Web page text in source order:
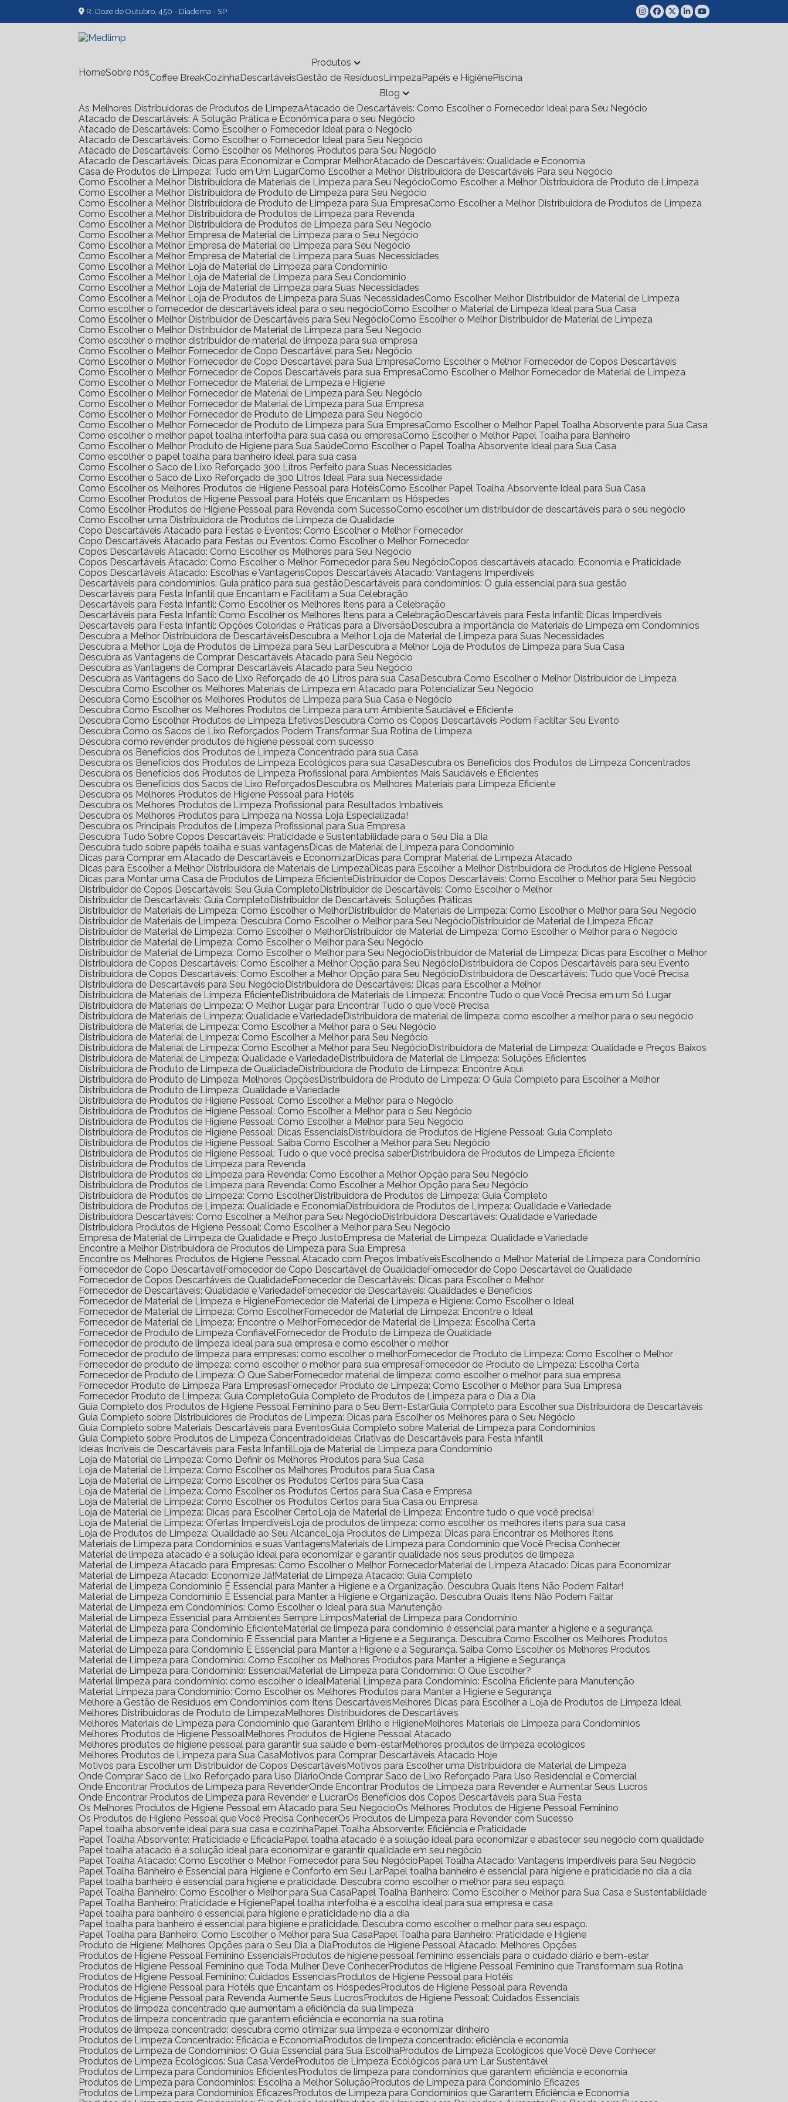
R. Doze de Outubro, 450 - Diadema - SP
Home Sobre nós
Produtos
Coffee Break
Cozinha Descartáveis Gestão de Resíduos Limpeza Papéis e Higiêne Piscina
Blog
As Melhores Distribuidoras de Produtos de Limpeza Atacado de Descartáveis: Como Escolher o Fornecedor Ideal para Seu Negócio
Atacado de Descartáveis: A Solução Prática e Econômica para o seu Negócio
Atacado de Descartáveis: Como Escolher o Fornecedor Ideal para o Negócio
Atacado de Descartáveis: Como Escolher o Fornecedor Ideal para Seu Negócio
Atacado de Descartáveis: Como Escolher os Melhores Produtos para Seu Negócio
Atacado de Descartáveis: Dicas para Economizar e Comprar Melhor Atacado de Descartáveis: Qualidade e Economia
Casa de Produtos de Limpeza: Tudo em Um Lugar
Como Escolher a Melhor Distribuidora de Descartáveis Para seu Negócio
Como Escolher a Melhor Distribuidora de Materiais de Limpeza para Seu Negócio
Como Escolher a Melhor Distribuidora de Produto de Limpeza
Como Escolher a Melhor Distribuidora de Produto de Limpeza para Seu Negócio
Como Escolher a Melhor Distribuidora de Produto de Limpeza para Sua Empresa
Como Escolher a Melhor Distribuidora de Produtos de Limpeza
Como Escolher a Melhor Distribuidora de Produtos de Limpeza para Revenda
Como Escolher a Melhor Distribuidora de Produtos de Limpeza para Seu Negócio
Como Escolher a Melhor Empresa de Material de Limpeza para o Seu Negócio
Como Escolher a Melhor Empresa de Material de Limpeza para Seu Negócio
Como Escolher a Melhor Empresa de Material de Limpeza para Suas Necessidades
Como Escolher a Melhor Loja de Material de Limpeza para Condomínio
Como Escolher a Melhor Loja de Material de Limpeza para Seu Condomínio
Como Escolher a Melhor Loja de Material de Limpeza para Suas Necessidades
Como Escolher a Melhor Loja de Produtos de Limpeza para Suas Necessidades
Como Escolher Melhor Distribuidor de Material de Limpeza
Como escolher o fornecedor de descartáveis ideal para o seu negócio
Como Escolher o Material de Limpeza Ideal para Sua Casa
Como Escolher o Melhor Distribuidor de Descartáveis para Seu Negócio
Como Escolher o Melhor Distribuidor de Material de Limpeza
Como Escolher o Melhor Distribuidor de Material de Limpeza para Seu Negócio
Como escolher o melhor distribuidor de material de limpeza para sua empresa
Como Escolher o Melhor Fornecedor de Copo Descartável para Seu Negócio
Como Escolher o Melhor Fornecedor de Copo Descartável para Sua Empresa
Como Escolher o Melhor Fornecedor de Copos Descartáveis
Como Escolher o Melhor Fornecedor de Copos Descartáveis para sua Empresa
Como Escolher o Melhor Fornecedor de Material de Limpeza
Como Escolher o Melhor Fornecedor de Material de Limpeza e Higiene
Como Escolher o Melhor Fornecedor de Material de Limpeza para Seu Negócio
Como Escolher o Melhor Fornecedor de Material de Limpeza para Sua Empresa
Como Escolher o Melhor Fornecedor de Produto de Limpeza para Seu Negócio
Como Escolher o Melhor Fornecedor de Produto de Limpeza para Sua Empresa
Como Escolher o Melhor Papel Toalha Absorvente para Sua Casa
Como escolher o melhor papel toalha interfolha para sua casa ou empresa
Como Escolher o Melhor Papel Toalha para Banheiro
Como Escolher o Melhor Produto de Higiene para Sua Saúde
Como Escolher o Papel Toalha Absorvente Ideal para Sua Casa
Como escolher o papel toalha para banheiro ideal para sua casa
Como Escolher o Saco de Lixo Reforçado 300 Litros Perfeito para Suas Necessidades
Como Escolher o Saco de Lixo Reforçado de 300 Litros Ideal Para sua Necessidade
Como Escolher os Melhores Produtos de Higiene Pessoal para Hotéis
Como Escolher Papel Toalha Absorvente Ideal para Sua Casa
Como Escolher Produtos de Higiene Pessoal para Hotéis que Encantam os Hóspedes
Como Escolher Produtos de Higiene Pessoal para Revenda com Sucesso
Como escolher um distribuidor de descartáveis para o seu negócio
Como Escolher uma Distribuidora de Produtos de Limpeza de Qualidade
Copo Descartáveis Atacado para Festas e Eventos: Como Escolher o Melhor Fornecedor
Copo Descartáveis Atacado para Festas ou Eventos: Como Escolher o Melhor Fornecedor
Copos Descartáveis Atacado: Como Escolher os Melhores para Seu Negócio
Copos Descartáveis Atacado: Como Escolher o Melhor Fornecedor para Seu Negócio
Copos descartáveis atacado: Economia e Praticidade
Copos Descartáveis Atacado: Escolhas e Vantagens
Copos Descartáveis Atacado: Vantagens Imperdíveis
Descartáveis para condomínios: Guia prático para sua gestão
Descartáveis para condomínios: O guia essencial para sua gestão
Descartáveis para Festa Infantil que Encantam e Facilitam a Sua Celebração
Descartáveis para Festa Infantil: Como Escolher os Melhores Itens para a Celebração
Descartáveis para Festa Infantil: Como Escolher os Melhores Itens para a Celebração
Descartáveis para Festa Infantil: Dicas Imperdíveis
Descartáveis para Festa Infantil: Opções Coloridas e Práticas para a Diversão
Descubra a Importância de Materiais de Limpeza em Condomínios
Descubra a Melhor Distribuidora de Descartáveis
Descubra a Melhor Loja de Material de Limpeza para Suas Necessidades
Descubra a Melhor Loja de Produtos de Limpeza para Seu Lar
Descubra a Melhor Loja de Produtos de Limpeza para Sua Casa
Descubra as Vantagens de Comprar Descartáveis Atacado para Seu Negócio
Descubra as Vantagens de Comprar Descartáveis Atacado para Seu Negócio
Descubra as Vantagens do Saco de Lixo Reforçado de 40 Litros para sua Casa
Descubra Como Escolher o Melhor Distribuidor de Limpeza
Descubra Como Escolher os Melhores Materiais de Limpeza em Atacado para Potencializar Seu Negócio
Descubra Como Escolher os Melhores Produtos de Limpeza para Sua Casa e Negócio
Descubra Como Escolher os Melhores Produtos de Limpeza para um Ambiente Saudável e Eficiente
Descubra Como Escolher Produtos de Limpeza Efetivos
Descubra Como os Copos Descartáveis Podem Facilitar Seu Evento
Descubra Como os Sacos de Lixo Reforçados Podem Transformar Sua Rotina de Limpeza
Descubra como revender produtos de higiene pessoal com sucesso
Descubra os Benefícios dos Produtos de Limpeza Concentrado para sua Casa
Descubra os Benefícios dos Produtos de Limpeza Ecológicos para sua Casa
Descubra os Benefícios dos Produtos de Limpeza Concentrados
Descubra os Benefícios dos Produtos de Limpeza Profissional para Ambientes Mais Saudáveis e Eficientes
Descubra os Benefícios dos Sacos de Lixo Reforçados
Descubra os Melhores Materiais para Limpeza Eficiente
Descubra os Melhores Produtos de Higiene Pessoal para Hotéis
Descubra os Melhores Produtos de Limpeza Profissional para Resultados Imbatíveis
Descubra os Melhores Produtos para Limpeza na Nossa Loja Especializada!
Descubra os Principais Produtos de Limpeza Profissional para Sua Empresa
Descubra Tudo Sobre Copos Descartáveis: Praticidade e Sustentabilidade para o Seu Dia a Dia
Descubra tudo sobre papéis toalha e suas vantagens
Dicas de Material de Limpeza para Condomínio
Dicas para Comprar em Atacado de Descartáveis e Economizar
Dicas para Comprar Material de Limpeza Atacado
Dicas para Escolher a Melhor Distribuidora de Materiais de Limpeza
Dicas para Escolher a Melhor Distribuidora de Produtos de Higiene Pessoal
Dicas para Montar uma Casa de Produtos de Limpeza Eficiente
Distribuidor de Copos Descartáveis: Como Escolher o Melhor para Seu Negócio
Distribuidor de Copos Descartáveis: Seu Guia Completo
Distribuidor de Descartáveis: Como Escolher o Melhor
Distribuidor de Descartáveis: Guia Completo
Distribuidor de Descartáveis: Soluções Práticas
Distribuidor de Materiais de Limpeza: Como Escolher o Melhor
Distribuidor de Materiais de Limpeza: Como Escolher o Melhor para Seu Negócio
Distribuidor de Materiais de Limpeza: Descubra Como Escolher o Melhor para Seu Negócio
Distribuidor de Material de Limpeza Eficaz
Distribuidor de Material de Limpeza: Como Escolher o Melhor
Distribuidor de Material de Limpeza: Como Escolher o Melhor para o Negócio
Distribuidor de Material de Limpeza: Como Escolher o Melhor para Seu Negócio
Distribuidor de Material de Limpeza: Como Escolher o Melhor para Seu Negócio
Distribuidor de Material de Limpeza: Dicas para Escolher o Melhor
Distribuidora de Copos Descartáveis: Como Escolher a Melhor Opção para Seu Negócio
Distribuidora de Copos Descartáveis para seu Evento
Distribuidora de Copos Descartáveis: Como Escolher a Melhor Opção para Seu Negócio
Distribuidora de Descartáveis: Tudo que Você Precisa
Distribuidora de Descartáveis para Seu Negócio
Distribuidora de Descartáveis: Dicas para Escolher a Melhor
Distribuidora de Materiais de Limpeza Eficiente
Distribuidora de Materiais de Limpeza: Encontre Tudo o que Você Precisa em um Só Lugar
Distribuidora de Materiais de Limpeza: O Melhor Lugar para Encontrar Tudo o que Você Precisa
Distribuidora de Materiais de Limpeza: Qualidade e Variedade
Distribuidora de material de limpeza: como escolher a melhor para o seu negócio
Distribuidora de Material de Limpeza: Como Escolher a Melhor para o Seu Negócio
Distribuidora de Material de Limpeza: Como Escolher a Melhor para Seu Negócio
Distribuidora de Material de Limpeza: Como Escolher a Melhor para Seu Negócio
Distribuidora de Material de Limpeza: Qualidade e Preços Baixos
Distribuidora de Material de Limpeza: Qualidade e Variedade
Distribuidora de Material de Limpeza: Soluções Eficientes
Distribuidora de Produto de Limpeza de Qualidade
Distribuidora de Produto de Limpeza: Encontre Aqui
Distribuidora de Produto de Limpeza: Melhores Opções
Distribuidora de Produto de Limpeza: O Guia Completo para Escolher a Melhor
Distribuidora de Produto de Limpeza: Qualidade e Variedade
Distribuidora de Produtos de Higiene Pessoal: Como Escolher a Melhor para o Negócio
Distribuidora de Produtos de Higiene Pessoal: Como Escolher a Melhor para o Seu Negócio
Distribuidora de Produtos de Higiene Pessoal: Como Escolher a Melhor para Seu Negócio
Distribuidora de Produtos de Higiene Pessoal: Dicas Essenciais
Distribuidora de Produtos de Higiene Pessoal: Guia Completo
Distribuidora de Produtos de Higiene Pessoal: Saiba Como Escolher a Melhor para Seu Negócio
Distribuidora de Produtos de Higiene Pessoal: Tudo o que você precisa saber
Distribuidora de Produtos de Limpeza Eficiente
Distribuidora de Produtos de Limpeza para Revenda
Distribuidora de Produtos de Limpeza para Revenda: Como Escolher a Melhor Opção para Seu Negócio
Distribuidora de Produtos de Limpeza para Revenda: Como Escolher a Melhor Opção para Seu Negócio
Distribuidora de Produtos de Limpeza: Como Escolher
Distribuidora de Produtos de Limpeza: Guia Completo
Distribuidora de Produtos de Limpeza: Qualidade e Economia
Distribuidora de Produtos de Limpeza: Qualidade e Variedade
Distribuidora Descartáveis: Como Escolher a Melhor para Seu Negócio
Distribuidora Descartáveis: Qualidade e Variedade
Distribuidora Produtos de Higiene Pessoal: Como Escolher a Melhor para Seu Negócio
Empresa de Material de Limpeza de Qualidade e Preço Justo
Empresa de Material de Limpeza: Qualidade e Variedade
Encontre a Melhor Distribuidora de Produtos de Limpeza para Sua Empresa
Encontre os Melhores Produtos de Higiene Pessoal Atacado com Preços Imbatíveis
Escolhendo o Melhor Material de Limpeza para Condomínio
Fornecedor de Copo Descartável Fornecedor de Copo Descartável de Qualidade Fornecedor de Copo Descartável de Qualidade
Fornecedor de Copos Descartáveis de Qualidade Fornecedor de Descartáveis: Dicas para Escolher o Melhor
Fornecedor de Descartáveis: Qualidade e Variedade Fornecedor de Descartáveis: Qualidades e Benefícios
Fornecedor de Material de Limpeza e Higiene Fornecedor de Material de Limpeza e Higiene: Como Escolher o Ideal
Fornecedor de Material de Limpeza: Como Escolher Fornecedor de Material de Limpeza: Encontre o Ideal
Fornecedor de Material de Limpeza: Encontre o Melhor Fornecedor de Material de Limpeza: Escolha Certa
Fornecedor de Produto de Limpeza Confiável Fornecedor de Produto de Limpeza de Qualidade
Fornecedor de produto de limpeza ideal para sua empresa e como escolher o melhor
Fornecedor de produto de limpeza para empresas: como escolher o melhor Fornecedor de Produto de Limpeza: Como Escolher o Melhor
Fornecedor de produto de limpeza: como escolher o melhor para sua empresa Fornecedor de Produto de Limpeza: Escolha Certa
Fornecedor de Produto de Limpeza: O Que Saber Fornecedor material de limpeza: como escolher o melhor para sua empresa
Fornecedor Produto de Limpeza Para Empresas Fornecedor Produto de Limpeza: Como Escolher o Melhor para Sua Empresa
Fornecedor Produto de Limpeza: Guia Completo
Guia Completo de Produtos de Limpeza para o Dia a Dia
Guia Completo dos Produtos de Higiene Pessoal Feminino para o Seu Bem-Estar
Guia Completo para Escolher sua Distribuidora de Descartáveis
Guia Completo sobre Distribuidores de Produtos de Limpeza: Dicas para Escolher os Melhores para o Seu Negócio
Guia Completo sobre Materiais Descartáveis para Eventos
Guia Completo sobre Material de Limpeza para Condomínios
Guia Completo sobre Produtos de Limpeza Concentrado Ideias Criativas de Descartáveis para Festa Infantil
Ideias Incríveis de Descartáveis para Festa Infantil Loja de Material de Limpeza para Condomínio
Loja de Material de Limpeza: Como Definir os Melhores Produtos para Sua Casa
Loja de Material de Limpeza: Como Escolher os Melhores Produtos para Sua Casa
Loja de Material de Limpeza: Como Escolher os Produtos Certos para Sua Casa
Loja de Material de Limpeza: Como Escolher os Produtos Certos para Sua Casa e Empresa
Loja de Material de Limpeza: Como Escolher os Produtos Certos para Sua Casa ou Empresa
Loja de Material de Limpeza: Dicas para Escolher Certo
Loja de Material de Limpeza: Encontre tudo o que você precisa!
Loja de Material de Limpeza: Ofertas Imperdíveis
Loja de produtos de limpeza: como escolher os melhores itens para sua casa
Loja de Produtos de Limpeza: Qualidade ao Seu Alcance Loja Produtos de Limpeza: Dicas para Encontrar os Melhores Itens
Materiais de Limpeza para Condomínios e suas Vantagens
Materiais de Limpeza para Condomínio que Você Precisa Conhecer
Material de limpeza atacado é a solução ideal para economizar e garantir qualidade nos seus produtos de limpeza
Material de Limpeza Atacado para Empresas: Como Escolher o Melhor Fornecedor
Material de Limpeza Atacado: Dicas para Economizar
Material de Limpeza Atacado: Economize Já!
Material de Limpeza Atacado: Guia Completo
Material de Limpeza Condomínio É Essencial para Manter a Higiene e a Organização. Descubra Quais Itens Não Podem Faltar!
Material de Limpeza Condomínio É Essencial para Manter a Higiene e Organização. Descubra Quais Itens Não Podem Faltar
Material de Limpeza em Condomínios: Como Escolher o Ideal para sua Manutenção
Material de Limpeza Essencial para Ambientes Sempre Limpos
Material de Limpeza para Condomínio
Material de Limpeza para Condomínio Eficiente
Material de limpeza para condomínio é essencial para manter a higiene e a segurança.
Material de Limpeza para Condomínio É Essencial para Manter a Higiene e a Segurança. Descubra Como Escolher os Melhores Produtos
Material de Limpeza para Condomínio É Essencial para Manter a Higiene e a Segurança. Saiba Como Escolher os Melhores Produtos
Material de Limpeza para Condomínio: Como Escolher os Melhores Produtos para Manter a Higiene e Segurança
Material de Limpeza para Condomínio: Essencial
Material de Limpeza para Condomínio: O Que Escolher?
Material limpeza para condomínio: como escolher o ideal
Material Limpeza para Condomínio: Escolha Eficiente para Manutenção
Material Limpeza para Condomínio: Como Escolher os Melhores Produtos para Manter a Higiene e Segurança
Melhore a Gestão de Resíduos em Condomínios com Itens Descartáveis
Melhores Dicas para Escolher a Loja de Produtos de Limpeza Ideal
Melhores Distribuidoras de Produto de Limpeza
Melhores Distribuidores de Descartáveis
Melhores Materiais de Limpeza para Condomínio que Garantem Brilho e Higiene
Melhores Materiais de Limpeza para Condomínios
Melhores Produtos de Higiene Pessoal
Melhores Produtos de Higiene Pessoal Atacado
Melhores produtos de higiene pessoal para garantir sua saúde e bem-estar
Melhores produtos de limpeza ecológicos
Melhores Produtos de Limpeza para Sua Casa
Motivos para Comprar Descartáveis Atacado Hoje
Motivos para Escolher um Distribuidor de Copos Descartáveis
Motivos para Escolher uma Distribuidora de Material de Limpeza
Onde Comprar Saco de Lixo Reforçado para Uso Diário
Onde Comprar Saco de Lixo Reforçado Para Uso Residencial e Comercial
Onde Encontrar Produtos de Limpeza para Revender
Onde Encontrar Produtos de Limpeza para Revender e Aumentar Seus Lucros
Onde Encontrar Produtos de Limpeza para Revender e Lucrar
Os Benefícios dos Copos Descartáveis para Sua Festa
Os Melhores Produtos de Higiene Pessoal em Atacado para Seu Negócio
Os Melhores Produtos de Higiene Pessoal Feminino
Os Produtos de Higiene Pessoal que Você Precisa Conhecer
Os Produtos de Limpeza para Revender com Sucesso
Papel toalha absorvente ideal para sua casa e cozinha Papel Toalha Absorvente: Eficiência e Praticidade
Papel Toalha Absorvente: Praticidade e Eficácia Papel toalha atacado é a solução ideal para economizar e abastecer seu negócio com qualidade
Papel toalha atacado é a solução ideal para economizar e garantir qualidade em seu negócio
Papel Toalha Atacado: Como Escolher o Melhor Fornecedor para Seu Negócio
Papel Toalha Atacado: Vantagens Imperdíveis para Seu Negócio
Papel Toalha Banheiro é Essencial para Higiene e Conforto em Seu Lar Papel toalha banheiro é essencial para higiene e praticidade no dia a dia
Papel toalha banheiro é essencial para higiene e praticidade. Descubra como escolher o melhor para seu espaço.
Papel Toalha Banheiro: Como Escolher o Melhor para Sua Casa Papel Toalha Banheiro: Como Escolher o Melhor para Sua Casa e Sustentabilidade
Papel Toalha Banheiro: Praticidade e Higiene Papel toalha interfolha é a escolha ideal para sua empresa e casa
Papel toalha para banheiro é essencial para higiene e praticidade no dia a dia
Papel toalha para banheiro é essencial para higiene e praticidade. Descubra como escolher o melhor para seu espaço.
Papel Toalha para Banheiro: Como Escolher o Melhor para Sua Casa Papel Toalha para Banheiro: Praticidade e Higiene
Produto de Higiene: Melhores Opções para o Seu Dia a Dia Produtos de Higiene Pessoal Atacado: Melhores Opções
Produtos de Higiene Pessoal Feminino Essenciais
Produtos de higiene pessoal feminino essenciais para o cuidado diário e bem-estar
Produtos de Higiene Pessoal Feminino que Toda Mulher Deve Conhecer Produtos de Higiene Pessoal Feminino que Transformam sua Rotina
Produtos de Higiene Pessoal Feminino: Cuidados Essenciais
Produtos de Higiene Pessoal para Hotéis
Produtos de Higiene Pessoal para Hotéis que Encantam os Hóspedes
Produtos de Higiene Pessoal para Revenda
Produtos de Higiene Pessoal para Revenda Aumente Seus Lucros
Produtos de Higiene Pessoal: Cuidados Essenciais
Produtos de limpeza concentrado que aumentam a eficiência da sua limpeza
Produtos de limpeza concentrado que garantem eficiência e economia na sua rotina
Produtos de limpeza concentrado: descubra como otimizar sua limpeza e economizar dinheiro
Produtos de Limpeza Concentrado: Eficácia e Economia Produtos de limpeza concentrado: eficiência e economia
Produtos de Limpeza de Condomínios: O Guia Essencial para Sua Escolha Produtos de Limpeza Ecológicos que Você Deve Conhecer
Produtos de Limpeza Ecológicos: Sua Casa Verde Produtos de Limpeza Ecológicos para um Lar Sustentável
Produtos de Limpeza para Condomínios Eficientes
Produtos de limpeza para condomínios que garantem eficiência e economia
Produtos de Limpeza para Condomínios: Escolha a Melhor Solução
Produtos de Limpeza para Condomínio Eficazes
Produtos de Limpeza para Condomínios Eficazes
Produtos de Limpeza para Condomínios que Garantem Eficiência e Economia